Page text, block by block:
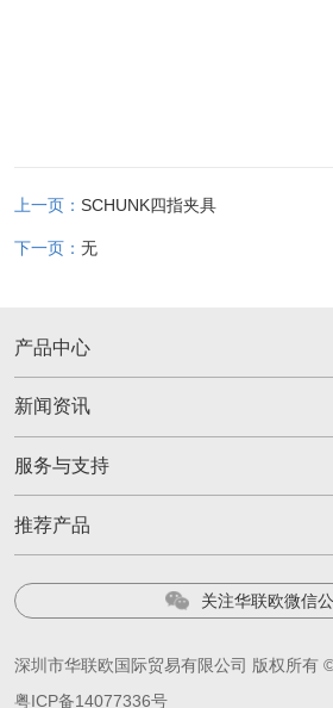
上一页： SCHUNK四指夹具
下一页： 无
产品中心
新闻资讯
服务与支持
推荐产品
关注华联欧微信
深圳市华联欧国际贸易有限公司 版权所有
粤ICP备14077336号